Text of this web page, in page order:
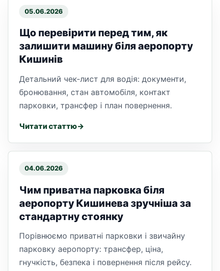
05.06.2026
Що перевірити перед тим, як
залишити машину біля аеропорту
Кишинів
Детальний чек-лист для водія: документи,
бронювання, стан автомобіля, контакт
парковки, трансфер і план повернення.
Читати статтю
04.06.2026
Чим приватна парковка біля
аеропорту Кишинева зручніша за
стандартну стоянку
Порівнюємо приватні парковки і звичайну
парковку аеропорту: трансфер, ціна,
гнучкість, безпека і повернення після рейсу.